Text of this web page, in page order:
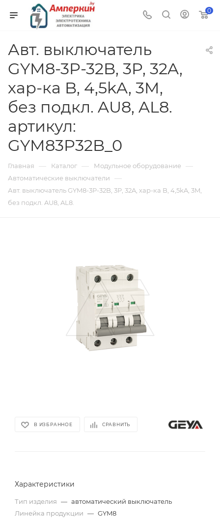
0
Авт. выключатель
GYM8-3P-32B, 3P, 32A,
хар-ка B, 4,5kA, 3M,
без подкл. AU8, AL8.
артикул:
GYM83P32B_0
Главная — Каталог — Модульное оборудование —
Автоматические выключатели —
Авт. выключатель GYM8-3P-32B, 3P, 32A, хар-ка B, 4,5kA, 3M,
без подкл. AU8, AL8.
В ИЗБРАННОЕ СРАВНИТЬ
Характеристики
Тип изделия — автоматический выключатель
Линейка продукции — GYM8